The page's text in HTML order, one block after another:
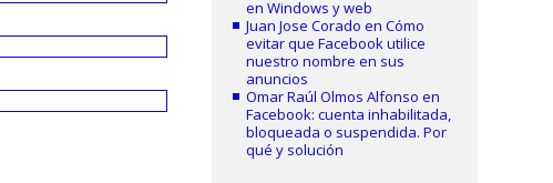
en Windows y web
Juan Jose Corado enCómo
evitar que Facebook utilice
nuestro nombre en sus
anuncios
Omar Raúl Olmos Alfonso en
Facebook: cuenta inhabilitada,
bloqueada o suspendida. Por
qué y solución